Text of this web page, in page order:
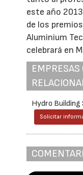
este año
de los
Aluminium
celebrará en
Hydro Building
Solicitar